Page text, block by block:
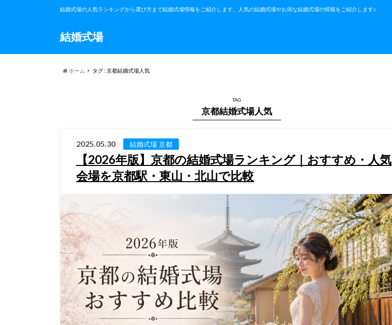
結婚式場
結婚式場の人気ランキングから選び方まで結婚式場情報をご紹介します。人気の結婚式場やお得な結婚式場の情報をご紹介します♪
ホーム タグ : 京都結婚式場人気
TAG
京都結婚式場人気
2025.05.30 結婚式場 京都
【2026年版】京都の結婚式場ランキング｜おすすめ・人気
会場を京都駅・東山・北山で比較